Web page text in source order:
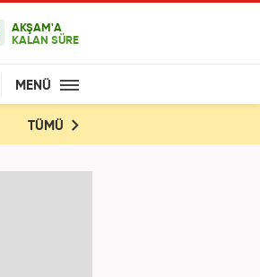
AKŞAM'A
KALAN SÜRE
MENÜ
TÜMÜ